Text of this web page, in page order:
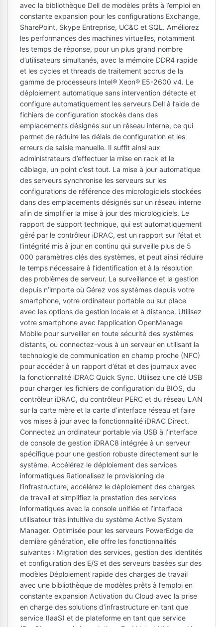
avec la bibliothèque Dell de modèles prêts à l’emploi en
constante expansion pour les configurations Exchange,
SharePoint, Skype Entreprise, UC&C et SQL. Améliorez
les performances des machines virtuelles, notamment
les temps de réponse, pour un plus grand nombre
d’utilisateurs simultanés, avec la mémoire DDR4 rapide
et les cycles et threads de traitement accrus de la
gamme de processeurs Intel® Xeon® E5-2600 v4. Le
déploiement automatique sans intervention détecte et
configure automatiquement les serveurs Dell à l’aide de
fichiers de configuration stockés dans des
emplacements désignés sur un réseau interne, ce qui
permet de réduire les délais de configuration et les
erreurs de saisie manuelle. Il suffit ainsi aux
administrateurs d’effectuer la mise en rack et le
câblage, un point c’est tout. La mise à jour automatique
des serveurs synchronise les serveurs sur les
configurations de référence des micrologiciels stockées
dans des emplacements désignés sur un réseau interne
afin de simplifier la mise à jour des micrologiciels. Le
rapport de support technique, qui est automatiquement
géré par le contrôleur iDRAC, est un rapport sur l’état et
l’intégrité mis à jour en continu qui surveille plus de 5
000 paramètres clés des systèmes, et peut ainsi réduire
le temps nécessaire à l’identification et à la résolution
des problèmes de serveur. La surveillance et la gestion
depuis n’importe où Gérez vos systèmes depuis votre
smartphone, votre ordinateur portable ou sur place
avec les options de gestion locale et à distance. Utilisez
votre smartphone avec l’application OpenManage
Mobile pour surveiller en toute sécurité des systèmes
distants, ou connectez-vous à un serveur en utilisant la
technologie de communication en champ proche (NFC)
pour accéder à un rapport d’état et des journaux avec
la fonctionnalité iDRAC Quick Sync. Utilisez une clé USB
pour charger les fichiers de configuration du BIOS, du
contrôleur iDRAC, du contrôleur PERC et du réseau LAN
sur la carte mère et la carte d’interface réseau et faire
vos mises à jour avec la fonctionnalité iDRAC Direct.
Connectez un ordinateur portable via USB à l’interface
de console de gestion iDRAC8 intégrée à un serveur
spécifique pour une gestion robuste directement sur le
système. Accélérez le déploiement des services
informatiques Rationalisez le provisioning de
l’infrastructure, accélérez le déploiement des charges
de travail et simplifiez la prestation des services
informatiques avec la console unifiée et l’interface
utilisateur très intuitive du système Active System
Manager. Optimisée pour les serveurs PowerEdge de
dernière génération, elle offre les fonctionnalités
suivantes : Migration des services, gestion des identités
et configuration des E/S et des serveurs basées sur des
modèles Déploiement rapide des charges de travail
avec une bibliothèque de modèles prêts à l’emploi en
constante expansion Activation du Cloud avec la prise
en charge des solutions d’infrastructure en tant que
service (IaaS) et de plateforme en tant que service